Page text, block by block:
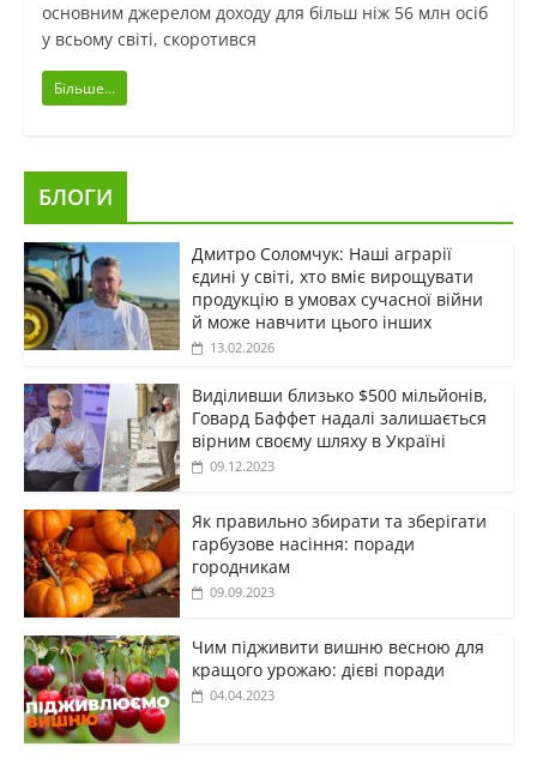
основним джерелом доходу для більш ніж 56 млн осіб
у всьому світі, скоротився
Більше...
БЛОГИ
Дмитро Соломчук: Наші аграрії
єдині у світі, хто вміє вирощувати
продукцію в умовах сучасної війни
й може навчити цього інших
13.02.2026
Виділивши близько $500 мільйонів,
Говард Баффет надалі залишається
вірним своєму шляху в Україні
09.12.2023
Як правильно збирати та зберігати
гарбузове насіння: поради
городникам
09.09.2023
Чим підживити вишню весною для
кращого урожаю: дієві поради
04.04.2023